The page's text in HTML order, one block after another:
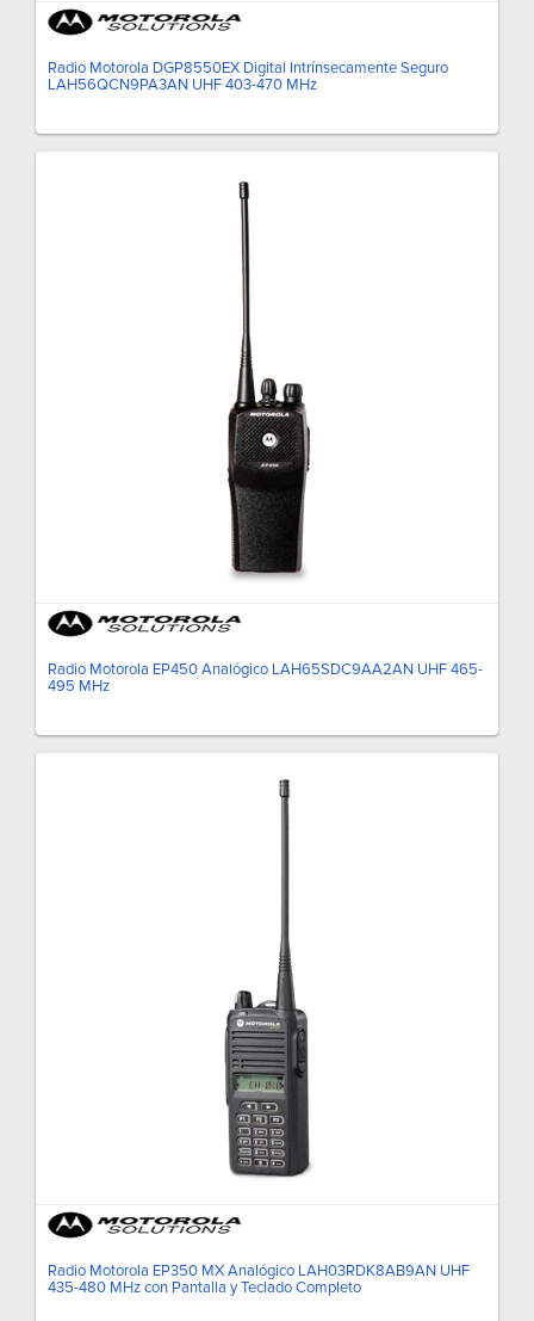
Radio Motorola DGP8550EX Digital Intrínsecamente Seguro
LAH56QCN9PA3AN UHF 403-470 MHz
Radio Motorola EP450 Analógico LAH65SDC9AA2AN UHF 465-
495 MHz
Radio Motorola EP350 MX Analógico LAH03RDK8AB9AN UHF
435-480 MHz con Pantalla y Teclado Completo